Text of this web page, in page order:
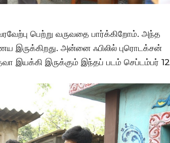
பெற்று வருவதை பார்க்கிறோம். அந்த
இருக்கிறது. அன்னை ஃபிலில் புரொடக்சன்
இயக்கி இருக்கும் இந்தப் படம் செப்டம்பர் 12